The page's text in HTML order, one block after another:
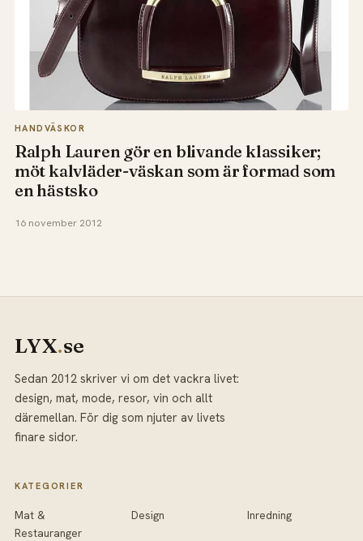
HANDVÄSKOR
Ralph Lauren gör en blivande klassiker;
möt kalvläder-väskan som är formad som
en hästsko
16 november 2012
LYX.se
Sedan 2012 skriver vi om det vackra livet:
design, mat, mode, resor, vin och allt
däremellan. För dig som njuter av livets
finare sidor.
KATEGORIER
Mat &
Restauranger
Design Inredning